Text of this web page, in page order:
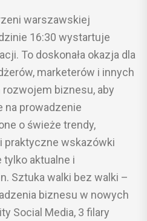
warszawskiej
16:30 wystartuje
To doskonała okazja dla
marketerów i innych
biznesu, aby
na prowadzenie
o świeże trendy,
praktyczne wskazówki
tylko aktualne i
Sztuka walki bez walki –
biznesu w nowych
Social Media, 3 filary